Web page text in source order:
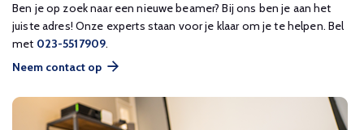
Ben je op zoek naar een nieuwe beamer? Bij ons ben je aan het
juiste adres! Onze experts staan voor je klaar om je te helpen. Bel
met 023-5517909.
Neem contact op